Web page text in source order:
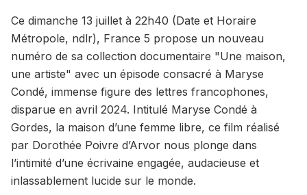
Ce dimanche 13 juillet à 22h40 (Date et Horaire
Métropole, ndlr), France 5 propose un nouveau
numéro de sa collection documentaire "Une maison,
une artiste" avec un épisode consacré à Maryse
Condé, immense figure des lettres francophones,
disparue en avril 2024. Intitulé Maryse Condé à
Gordes, la maison d’une femme libre, ce film réalisé
par Dorothée Poivre d’Arvor nous plonge dans
l’intimité d’une écrivaine engagée, audacieuse et
inlassablement lucide sur le monde.